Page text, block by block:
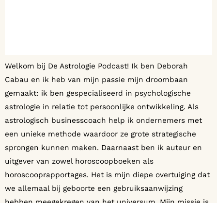
Welkom bij De Astrologie Podcast! Ik ben Deborah
Cabau en ik heb van mijn passie mijn droombaan
gemaakt: ik ben gespecialiseerd in psychologische
astrologie in relatie tot persoonlijke ontwikkeling. Als
astrologisch businesscoach help ik ondernemers met
een unieke methode waardoor ze grote strategische
sprongen kunnen maken. Daarnaast ben ik auteur en
uitgever van zowel horoscoopboeken als
horoscooprapportages. Het is mijn diepe overtuiging dat
we allemaal bij geboorte een gebruiksaanwijzing